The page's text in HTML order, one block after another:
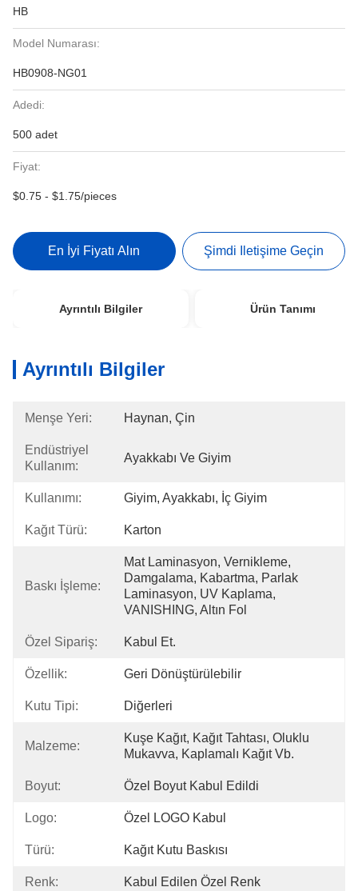
HB
Model Numarası:
HB0908-NG01
Adedi:
500 adet
Fiyat:
$0.75 - $1.75/pieces
En İyi Fiyatı Alın Şimdi Iletişime Geçin
Ayrıntılı Bilgiler Ürün Tanımı
Ayrıntılı Bilgiler
Menşe Yeri: Haynan, Çin
Endüstriyel
Kullanım:
Ayakkabı Ve Giyim
Kullanımı: Giyim, Ayakkabı, İç Giyim
Kağıt Türü: Karton
Baskı İşleme:
Mat Laminasyon, Vernikleme,
Damgalama, Kabartma, Parlak
Laminasyon, UV Kaplama,
VANISHING, Altın Fol
Özel Sipariş: Kabul Et.
Özellik: Geri Dönüştürülebilir
Kutu Tipi: Diğerleri
Malzeme:
Kuşe Kağıt, Kağıt Tahtası, Oluklu
Mukavva, Kaplamalı Kağıt Vb.
Boyut: Özel Boyut Kabul Edildi
Logo: Özel LOGO Kabul
Türü: Kağıt Kutu Baskısı
Renk: Kabul Edilen Özel Renk